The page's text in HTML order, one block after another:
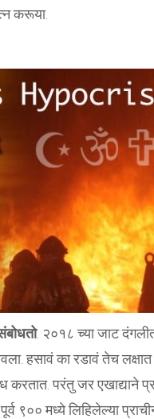
करूया.
. २०१८ च्या जाट
हसावं का रडावं तेच लक्षात
करतात. परंतु जर
९०० मध्ये लिहिलेल्या